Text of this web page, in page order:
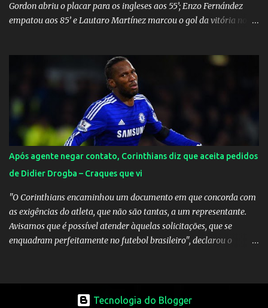
Gordon abriu o placar para os ingleses aos 55’; Enzo Fernández
empatou aos 85’ e Lautaro Martínez marcou o gol da vitória nos
Inglaterra durante o jogo.
Após agente negar contato, Corinthians diz que aceita pedidos
de Didier Drogba – Craques que vi
"O Corinthians encaminhou um documento em que concorda com
as exigências do atleta, que não são tantas, a um representante.
Avisamos que é possível atender àquelas solicitações, que se
enquadram perfeitamente no futebol brasileiro", declarou o
empresário do marfinense disse que nunca houve negociação com
o clube paulista. "Nós jamais estivemos em contato com o
Tecnologia do Blogger